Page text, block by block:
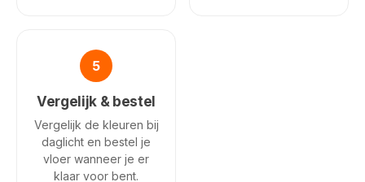
5
Vergelijk & bestel
Vergelijk de kleuren bij
daglicht en bestel je
vloer wanneer je er
klaar voor bent.